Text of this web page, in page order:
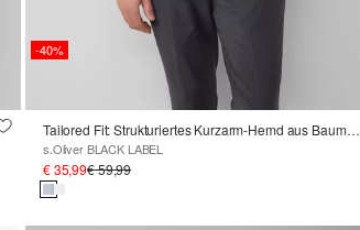
-40%
Tailored Fit: Strukturiertes Kurzarm-Hemd aus Baumwollstretch
s.Oliver BLACK LABEL
€ 35,99€ 59,99